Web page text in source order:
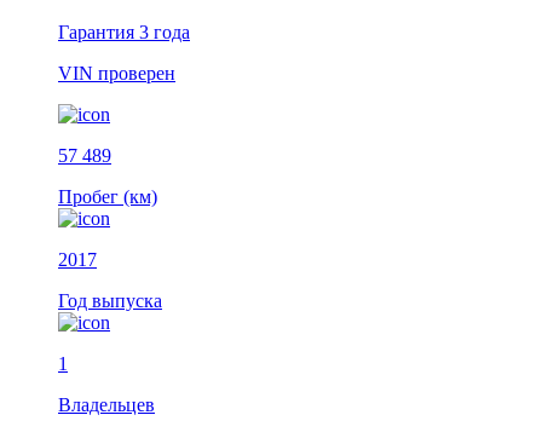
Гарантия 3 года
VIN проверен
57 489
Пробег (км)
2017
Год выпуска
1
Владельцев